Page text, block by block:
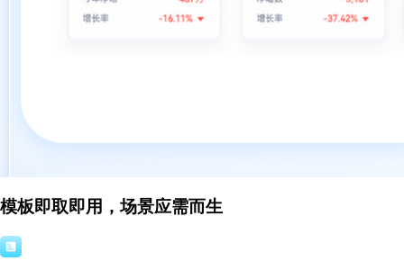
模板即取即用，场景应需而生